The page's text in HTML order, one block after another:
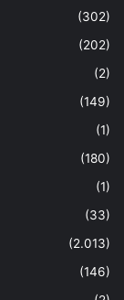
(302)
(202)
(2)
(149)
(1)
(180)
(1)
(33)
(2.013)
(146)